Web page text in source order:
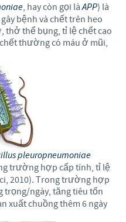
, hay còn gọi làAPP) là
bệnh và chết trên heo
thở thể bụng, tỉ lệ chết cao
thường có máu ở mũi,
pleuropneumoniae
trường hợp cấp tính, tỉ lệ
2010). Trong trường hợp
trọng/ngày, tăng tiêu tốn
xuất chuồng thêm 6 ngày